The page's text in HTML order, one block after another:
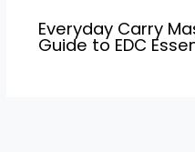
Everyday Carry
Guide to EDC